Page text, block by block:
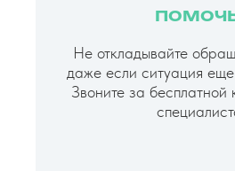
Не откладывайте
даже если ситуация
Звоните за бесплатной